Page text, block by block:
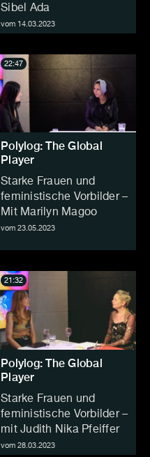
Sibel Ada
vom 14.03.2023
Polylog: The Global
Player
Starke Frauen und
feministische Vorbilder –
Mit Marilyn Magoo
vom 23.05.2023
22:47
Polylog: The Global
Player
Starke Frauen und
feministische Vorbilder –
mit Judith Nika Pfeiffer
vom 28.03.2023
21:32